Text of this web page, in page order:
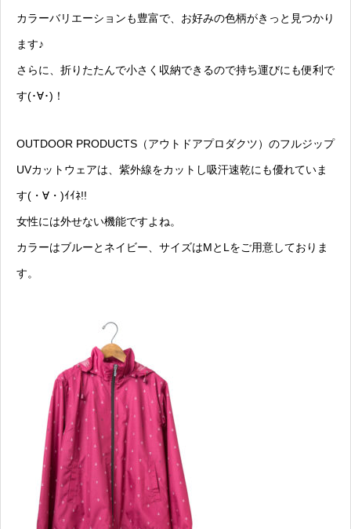
カラーバリエーションも豊富で、お好みの色柄がきっと見つかり
ます♪
さらに、折りたたんで小さく収納できるので持ち運びにも便利で
す(･∀･)！
OUTDOOR PRODUCTS（アウトドアプロダクツ）のフルジップ
UVカットウェアは、紫外線をカットし吸汗速乾にも優れていま
す(・∀・)ｲｲﾈ!!
女性には外せない機能ですよね。
カラーはブルーとネイビー、サイズはMとLをご用意しておりま
す。